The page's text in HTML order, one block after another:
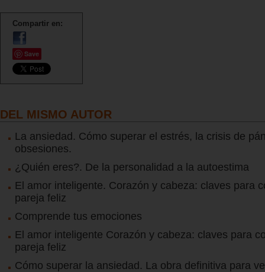
Compartir en:
Save
DEL MISMO AUTOR
La ansiedad. Cómo superar el estrés, la crisis de
obsesiones.
¿Quién eres?. De la personalidad a la autoestima
El amor inteligente. Corazón y cabeza: claves para
pareja feliz
Comprende tus emociones
El amor inteligente Corazón y cabeza: claves para
pareja feliz
Cómo superar la ansiedad. La obra definitiva para